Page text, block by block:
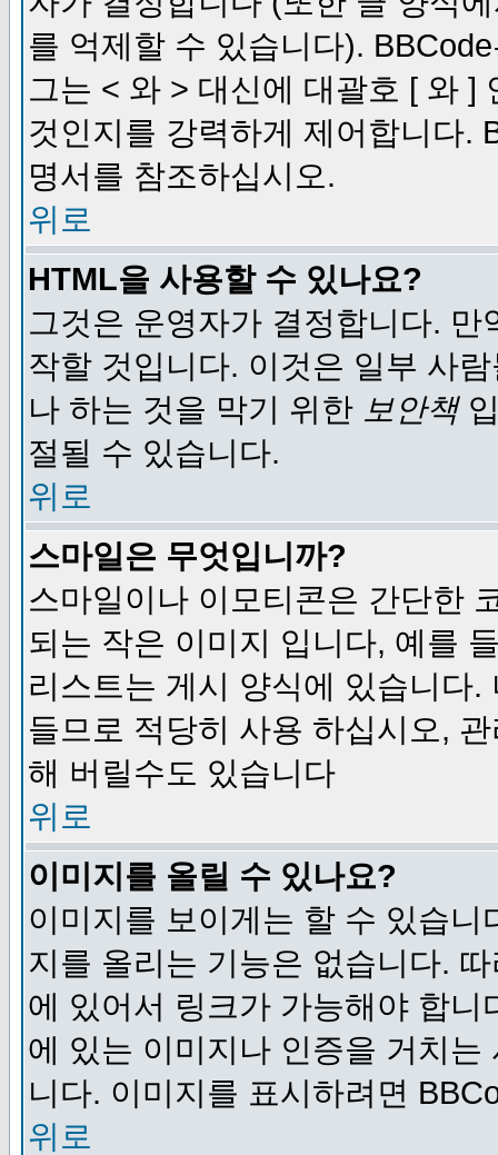
를 억제할 수 있습니다).
그는 < 와 > 대신에 대괄호 [ 와 ]
것인지를 강력하게 제어합니다.
명서를 참조하십시오.
위로
HTML을 사용할 수 있나요?
그것은 운영자가 결정합니다.
작할 것입니다. 이것은 일부 사
나 하는 것을 막기 위한 보안책
절될 수 있습니다.
위로
스마일은 무엇입니까?
스마일이나 이모티콘은 간단한
되는 작은 이미지 입니다, 예를
리스트는 게시 양식에 있습니다
들므로 적당히 사용 하십시오,
해 버릴수도 있습니다
위로
이미지를 올릴 수 있나요?
이미지를 보이게는 할 수 있습
지를 올리는 기능은 없습니다.
에 있어서 링크가 가능해야 합
에 있는 이미지나 인증을 거치
니다. 이미지를 표시하려면
위로